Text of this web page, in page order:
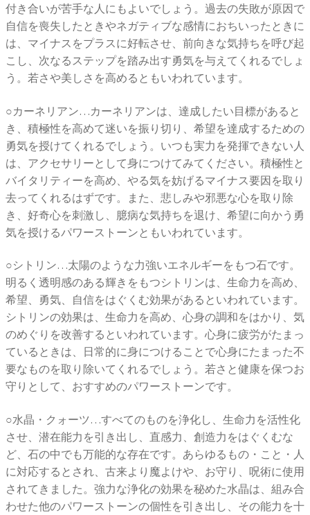
付き合いが苦手な人にもよいでしょう。過去の失敗が原因で
自信を喪失したときやネガティブな感情におちいったときに
は、マイナスをプラスに好転させ、前向きな気持ちを呼び起
こし、次なるステップを踏み出す勇気を与えてくれるでしょ
う。若さや美しさを高めるともいわれています。
○カーネリアン…カーネリアンは、達成したい目標があると
き、積極性を高めて迷いを振り切り、希望を達成するための
勇気を授けてくれるでしょう。いつも実力を発揮できない人
は、アクセサリーとして身につけてみてください。積極性と
バイタリティーを高め、やる気を妨げるマイナス要因を取り
去ってくれるはずです。また、悲しみや邪悪な心を取り除
き、好奇心を刺激し、臆病な気持ちを退け、希望に向かう勇
気を授けるパワーストーンともいわれています。
○シトリン…太陽のような力強いエネルギーをもつ石です。
明るく透明感のある輝きをもつシトリンは、生命力を高め、
希望、勇気、自信をはぐくむ効果があるといわれています。
シトリンの効果は、生命力を高め、心身の調和をはかり、気
のめぐりを改善するといわれています。心身に疲労がたまっ
ているときは、日常的に身につけることで心身にたまった不
要なものを取り除いてくれるでしょう。若さと健康を保つお
守りとして、おすすめのパワーストーンです。
○水晶・クォーツ…すべてのものを浄化し、生命力を活性化
させ、潜在能力を引き出し、直感力、創造力をはぐくむな
ど、石の中でも万能的な存在です。あらゆるもの・こと・人
に対応するとされ、古来より魔よけや、お守り、呪術に使用
されてきました。強力な浄化の効果を秘めた水晶は、組み合
わせた他のパワーストーンの個性を引き出し、その能力を十